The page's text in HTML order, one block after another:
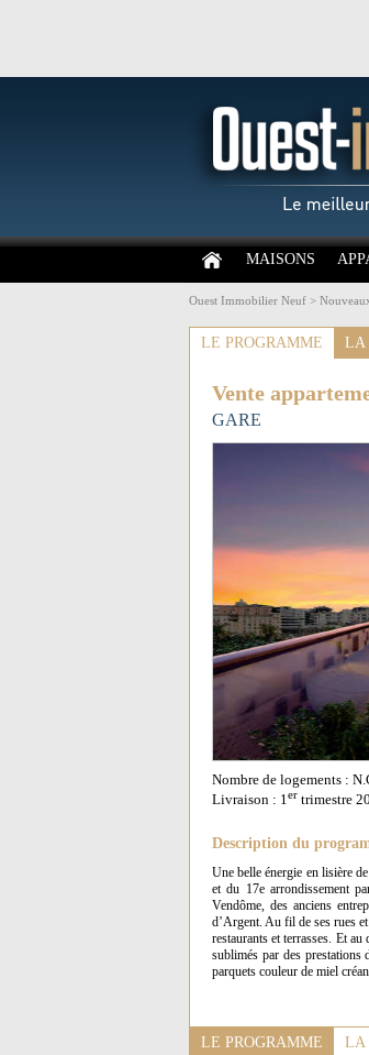
MAISONS
Ouest Immobilier Neuf >
LE PROGRAMME LA
Vente
GARE
Nombre de logements :
Livraison : 1er trimestre
Description du
Une belle énergie en lisière
et du 17e arrondissement
Vendôme, des anciens
d’Argent. Au fil de ses rues
restaurants et terrasses. Et
sublimés par des prestations
parquets couleur de miel
LE PROGRAMME LA